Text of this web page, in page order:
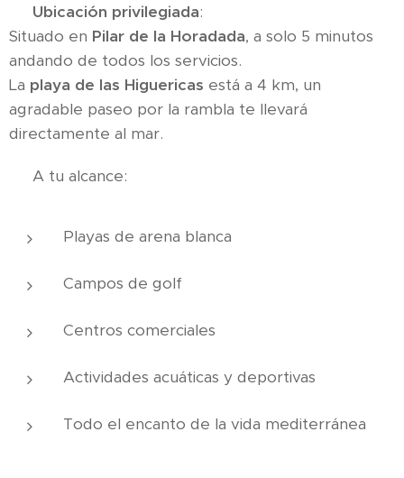
Ubicación privilegiada:
Situado en Pilar de la Horadada, a solo 5 minutos
andando de todos los servicios.
La playa de las Higuericas está a 4 km, un
agradable paseo por la rambla te llevará
directamente al mar.
⛳ A tu alcance:
Playas de arena blanca
Campos de golf
Centros comerciales
Actividades acuáticas y deportivas
Todo el encanto de la vida mediterránea